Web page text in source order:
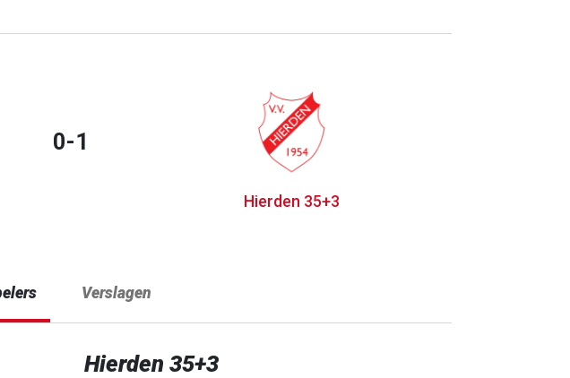
0-1
Hierden 35+3
Verslagen
Hierden 35+3